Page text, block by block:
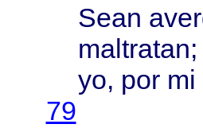
Sean
maltratan;
yo, por mi
79